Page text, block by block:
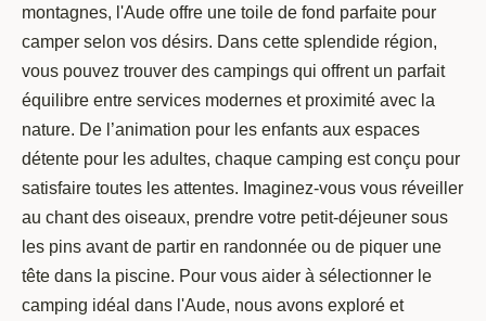
montagnes, l'Aude offre une toile de fond parfaite pour
camper selon vos désirs. Dans cette splendide région,
vous pouvez trouver des campings qui offrent un parfait
équilibre entre services modernes et proximité avec la
nature. De l’animation pour les enfants aux espaces
détente pour les adultes, chaque camping est conçu pour
satisfaire toutes les attentes. Imaginez-vous vous réveiller
au chant des oiseaux, prendre votre petit-déjeuner sous
les pins avant de partir en randonnée ou de piquer une
tête dans la piscine. Pour vous aider à sélectionner le
camping idéal dans l'Aude, nous avons exploré et